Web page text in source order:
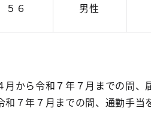
５６ 男性
から令和７年７月までの間、
７年７月までの間、通勤手当